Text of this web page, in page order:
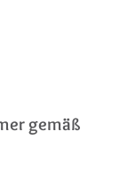
gemäß